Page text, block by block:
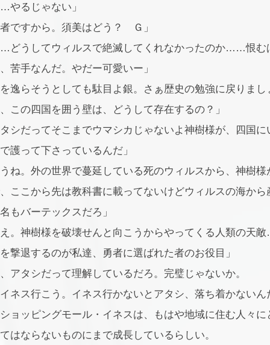
るじゃない」
ですから。須美はどう？ Ｇ」
うしてウィルスで絶滅してくれなかったのか……恨む
苦手なんだ。やだー可愛いー」
逸らそうとしても駄目よ銀。さぁ歴史の勉強に戻りまし
この四国を囲う壁は、どうして存在するの？」
シだってそこまでウマシカじゃないよ神樹様が、四国に
護って下さっているんだ」
ね。外の世界で蔓延している死のウィルスから、神樹
ここから先は教科書に載ってないけどウィルスの海か
もバーテックスだろ」
。神樹様を破壊せんと向こうからやってくる人類の天
撃退するのが私達、勇者に選ばれた者のお役目」
アタシだって理解しているだろ。完璧じゃないか。
ネス行こう。イネス行かないとアタシ、落ち着かないん
ョッピングモール・イネスは、もはや地域に住む人々に
はならないものにまで成長しているらしい。